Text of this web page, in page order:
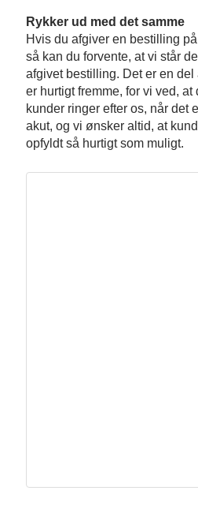
Rykker ud med det samme
Hvis du afgiver en bestilling
så kan du forvente, at vi står
afgivet bestilling. Det er en del
er hurtigt fremme, for vi ved, at
kunder ringer efter os, når det
akut, og vi ønsker altid, at
opfyldt så hurtigt som muligt.